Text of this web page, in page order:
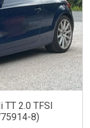
TT 2.0 TFSI
8)